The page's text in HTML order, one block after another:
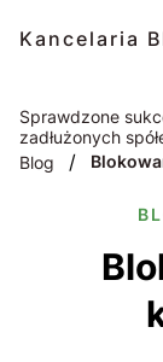
Kancelaria
Sprawdzone sukcesy w prawie gospodarczym i skupie
zadłużonych
Blog /
Blokowanie działań